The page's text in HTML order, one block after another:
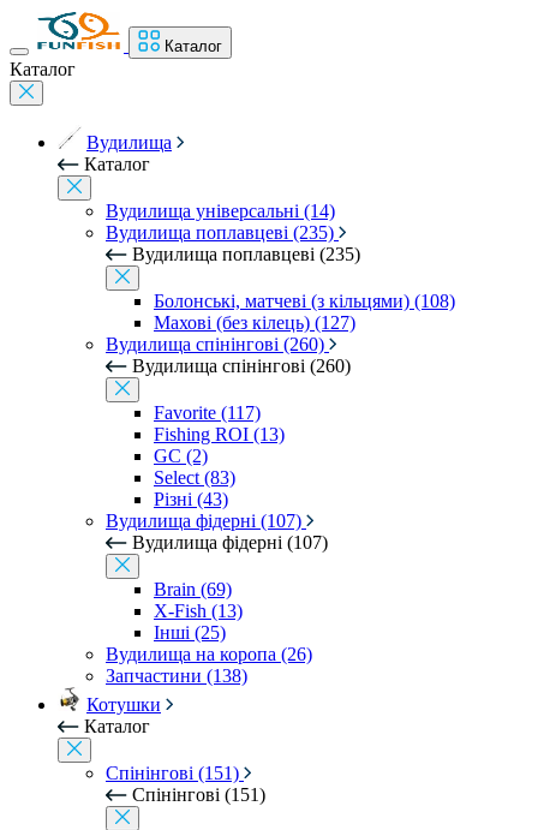
Каталог
Каталог
Вудилища
Каталог
Вудилища універсальні (14)
Вудилища поплавцеві (235)
Вудилища поплавцеві (235)
Болонські, матчеві (з кільцями) (108)
Махові (без кілець) (127)
Вудилища спінінгові (260)
Вудилища спінінгові (260)
Favorite (117)
Fishing ROI (13)
GC (2)
Select (83)
Різні (43)
Вудилища фідерні (107)
Вудилища фідерні (107)
Brain (69)
X-Fish (13)
Інші (25)
Вудилища на коропа (26)
Запчастини (138)
Котушки
Каталог
Спінінгові (151)
Спінінгові (151)